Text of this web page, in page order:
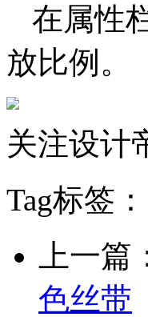
在属性
放比例。
关注设计
Tag标签：
上一篇
色丝带